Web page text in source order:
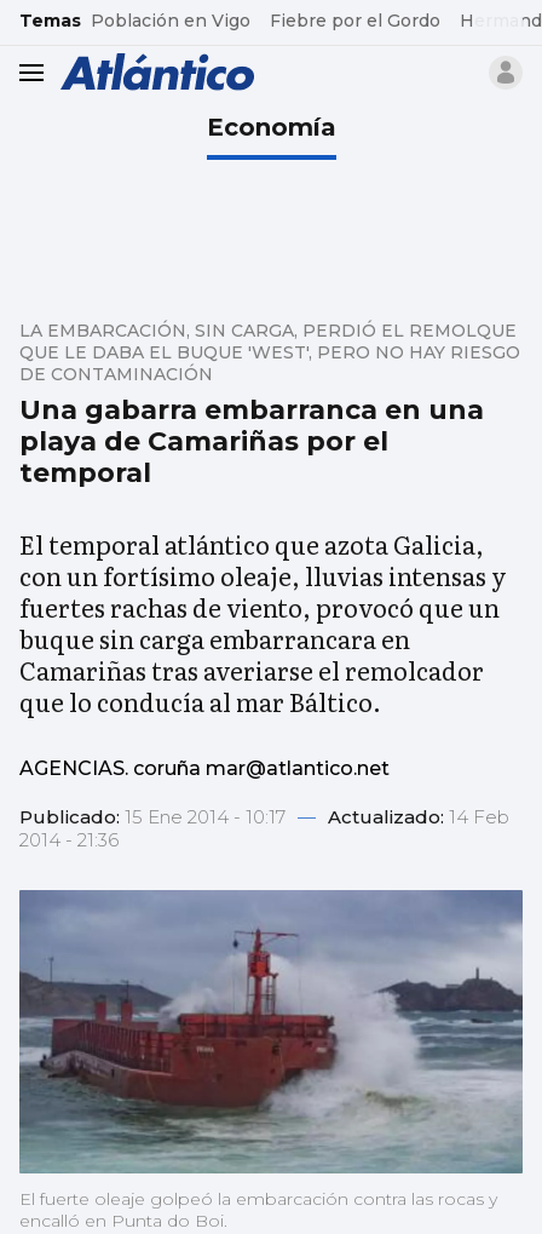
common.go-to-content
Temas Población en Vigo Fiebre por el Gordo
header.menu.open
Economía
Una gabarra embarranca en una
playa de Camariñas por el
temporal
LA EMBARCACIÓN, SIN CARGA, PERDIÓ EL REMOLQUE
QUE LE DABA EL BUQUE 'WEST', PERO NO HAY RIESGO
DE CONTAMINACIÓN
El temporal atlántico que azota Galicia,
con un fortísimo oleaje, lluvias intensas y
fuertes rachas de viento, provocó que un
buque sin carga embarrancara en
Camariñas tras averiarse el remolcador
que lo conducía al mar Báltico.
AGENCIAS. coruña mar@atlantico.net
Publicado: 15 Ene 2014 - 10:17 — Actualizado: 14 Feb
2014 - 21:36
El fuerte oleaje golpeó la embarcación contra las rocas y
encalló en Punta do Boi.